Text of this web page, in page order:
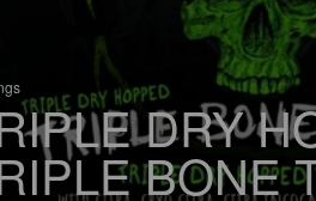
DRY
BONE